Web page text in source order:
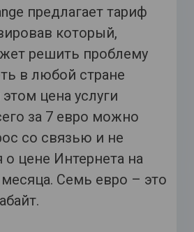
предлагает тариф
который,
решить проблему
в любой стране
цена услуги
за 7 евро можно
со связью и не
о цене Интернета на
Семь евро – это